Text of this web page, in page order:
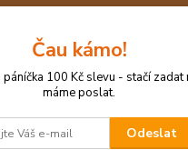
MÁME DOVOLENOU ☀️
Čau kámo!
100 Kč slevu - stačí zadat
máme poslat.
Odeslat